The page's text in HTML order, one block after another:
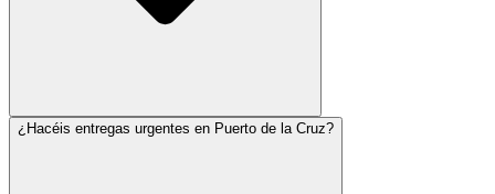
¿Hacéis entregas urgentes en Puerto de la Cruz?